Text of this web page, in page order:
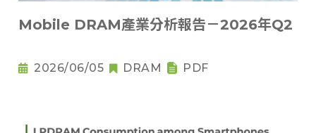
Mobile DRAM產業分析報告－2026年Q2
2026/06/05 DRAM PDF